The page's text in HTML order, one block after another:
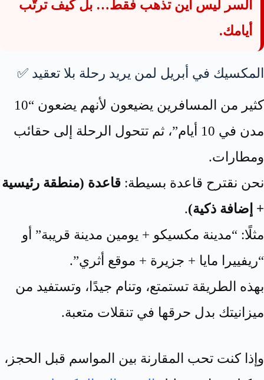
السر ليس أين تذهب فقط… بل كيف ترتّب
أيامك.
المكسيك في أبريل لمن يريد رحلة بلا تعقيد ✅
كثير من المسافرين يضيعون لأنهم يضعون “10
مدن في 10 أيام”، ثم تتحول الرحلة إلى حقائب
ومطارات.
نحن نقترح قاعدة بسيطة: قاعدة (منطقة رئيسية
+ إضافة ذكية).
مثلًا: “مدينة مكسيكو + يومين مدينة قريبة” أو
“ريفييرا مايا + جزيرة + موقع أثري”.
بهذه الطريقة تستمتع، وتنام جيدًا، وتستفيد من
ميزانيتك بدل حرقها في تنقلات متعبة.
وإذا كنت تحب المقارنة بين المواسم قبل الحجز،